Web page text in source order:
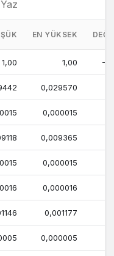
EN YÜKSEK
1,00 1,00 -
0,029570
0,000015
0,009365
0,000015
0,000016
0,001177
0,000005